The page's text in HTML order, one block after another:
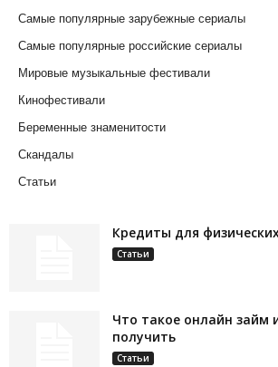
Самые популярные зарубежные сериалы
Самые популярные российские сериалы
Мировые музыкальные фестивали
Кинофестивали
Беременные знаменитости
Скандалы
Статьи
Кредиты для
Статьи
Что такое онлайн займ
получить
Статьи